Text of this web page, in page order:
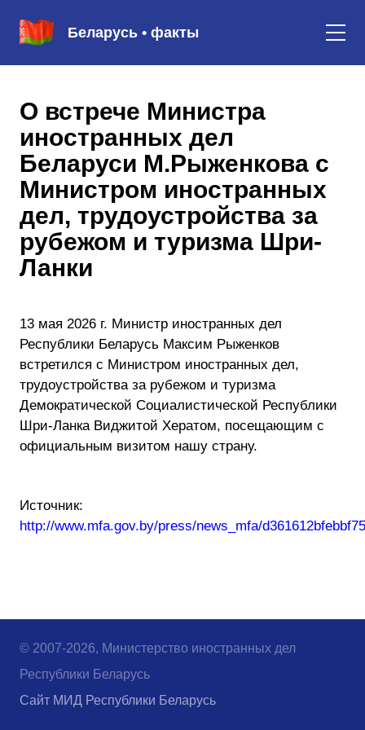
Беларусь • факты
О встрече Министра
иностранных дел
Беларуси М.Рыженкова с
Министром иностранных
дел, трудоустройства за
рубежом и туризма Шри-
Ланки
13 мая 2026 г. Министр иностранных дел
Республики Беларусь Максим Рыженков
встретился с Министром иностранных дел,
трудоустройства за рубежом и туризма
Демократической Социалистической Республики
Шри-Ланка Виджитой Хератом, посещающим с
официальным визитом нашу страну.
Источник:
http://www.mfa.gov.by/press/news_mfa/
© 2007-2026, Министерство иностранных дел
Республики Беларусь
Сайт МИД Республики Беларусь